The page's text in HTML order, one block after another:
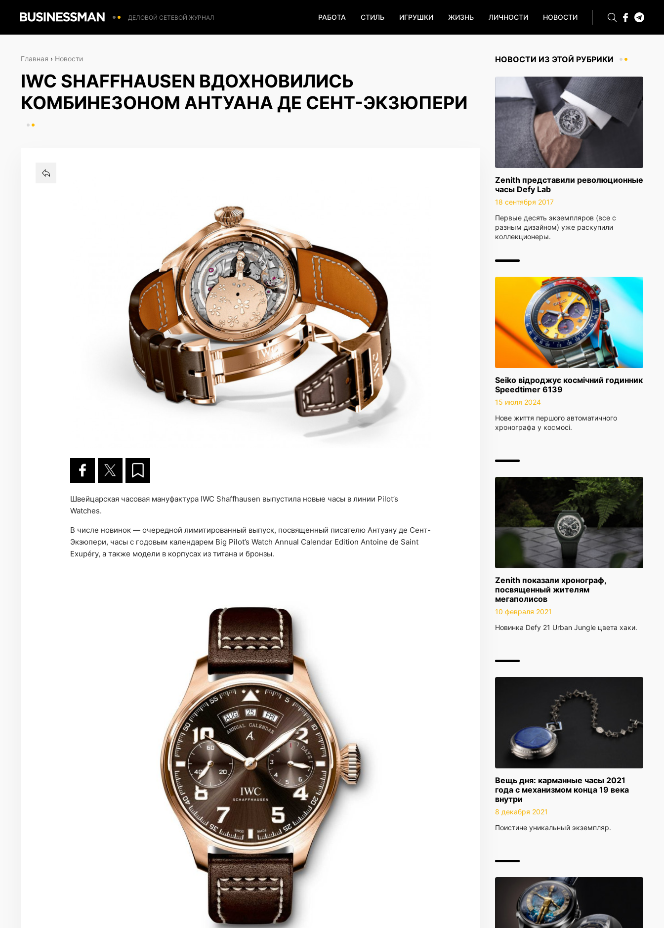
ДЕЛОВОЙ СЕТЕВОЙ ЖУРНАЛ РАБОТА СТИЛЬ ИГРУШКИ ЖИЗНЬ ЛИЧНОСТИ НОВОСТИ
НОВОСТИ ИЗ ЭТОЙ РУБРИКИ
Zenith представили революционные
часы Defy Lab
18 сентября 2017
Первые десять экземпляров (все с
разным дизайном) уже раскупили
коллекционеры.
Seiko відроджує космічний годинник
Speedtimer 6139
15 июля 2024
Нове життя першого автоматичного
хронографа у космосі.
Zenith показали хронограф,
посвященный жителям
мегаполисов
10 февраля 2021
Новинка Defy 21 Urban Jungle цвета хаки.
Вещь дня: карманные часы 2021
года с механизмом конца 19 века
внутри
8 декабря 2021
Поистине уникальный экземпляр.
Главная › Новости
IWC SHAFFHAUSEN ВДОХНОВИЛИСЬ
КОМБИНЕЗОНОМ АНТУАНА ДЕ СЕНТ-ЭКЗЮПЕРИ
Швейцарская часовая мануфактура IWC Shaffhausen выпустила новые часы в линии Pilot’s
Watches.
В числе новинок — очередной лимитированный выпуск, посвященный писателю Антуану де Сент-
Экзюпери, часы с годовым календарем Big Pilot’s Watch Annual Calendar Edition Antoine de Saint
Exupéry, а также модели в корпусах из титана и бронзы.